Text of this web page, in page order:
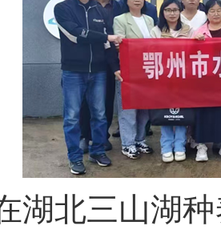
北三山湖种